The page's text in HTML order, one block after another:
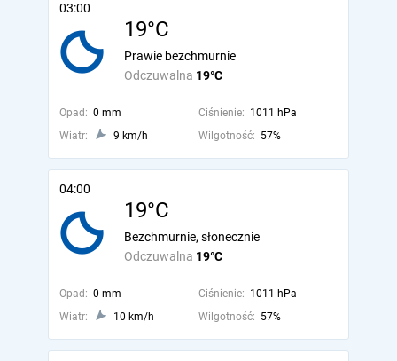
03:00
19°C
Odczuwalna 19°C
Prawie bezchmurnie
Opad: 0 mm Ciśnienie: 1011 hPa
Wiatr:
9 km/h Wilgotność: 57%
04:00
19°C
Odczuwalna 19°C
Bezchmurnie, słonecznie
Opad: 0 mm Ciśnienie: 1011 hPa
Wiatr:
10 km/h Wilgotność: 57%